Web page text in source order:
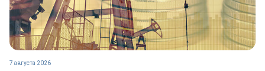
7 августа 2026